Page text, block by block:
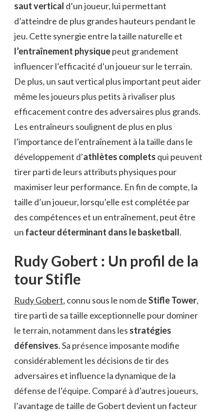
saut vertical d’un joueur, lui permettant
d’atteindre de plus grandes hauteurs pendant le
jeu. Cette synergie entre la taille naturelle et
l’entraînement physiquepeut grandement
influencer l’efficacité d’un joueur sur le terrain.
De plus, un saut vertical plus important peut aider
même les joueurs plus petits à rivaliser plus
efficacement contre des adversaires plus grands.
Les entraîneurs soulignent de plus en plus
l’importance de l’entraînement à la taille dans le
développement d’athlètes complets qui peuvent
tirer parti de leurs attributs physiques pour
maximiser leur performance. En fin de compte, la
taille d’un joueur, lorsqu’elle est complétée par
des compétences et un entraînement, peut être
un facteur déterminant dans le basketball.
Rudy Gobert : Un profil de la
tour Stifle
Rudy Gobert, connu sous le nom deStifle Tower,
tire parti de sa taille exceptionnelle pour dominer
le terrain, notamment dans les stratégies
défensives. Sa présence imposante modifie
considérablement les décisions de tir des
adversaires et influence la dynamique de la
défense de l’équipe. Comparé à d’autres joueurs,
l’avantage de taille de Gobert devient un facteur